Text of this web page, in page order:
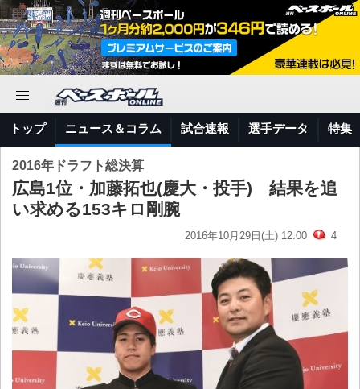
トップ ニュース＆コラム 試合速報 選手データ 特集
2016年ドラフト総決算
広島1位・加藤拓也(慶大・投手) 結果を追
い求める153キロ剛腕
2016年10月29日(土) 12:00 4